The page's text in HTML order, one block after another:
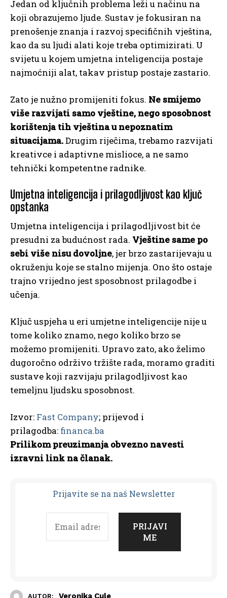
Jedan od ključnih problema leži u načinu na
koji obrazujemo ljude. Sustav je fokusiran na
prenošenje znanja i razvoj specifičnih vještina,
kao da su ljudi alati koje treba optimizirati. U
svijetu u kojem umjetna inteligencija postaje
najmoćniji alat, takav pristup postaje zastario.
Zato je nužno promijeniti fokus. Ne smijemo
više razvijati samo vještine, nego sposobnost
korištenja tih vještina u nepoznatim
situacijama.Drugim riječima, trebamo razvijati
kreativce i adaptivne mislioce, a ne samo
tehnički kompetentne radnike.
Umjetna inteligencija i prilagodljivost kao ključ
opstanka
Umjetna inteligencija i prilagodljivost bit će
presudni za budućnost rada. Vještine same po
sebi više nisu dovoljne, jer brzo zastarijevaju u
okruženju koje se stalno mijenja. Ono što ostaje
trajno vrijedno jest sposobnost prilagodbe i
učenja.
Ključ uspjeha u eri umjetne inteligencije nije u
tome koliko znamo, nego koliko brzo se
možemo promijeniti. Upravo zato, ako želimo
dugoročno održivo tržište rada, moramo graditi
sustave koji razvijaju prilagodljivost kao
temeljnu ljudsku sposobnost.
Izvor: Fast Company; prijevod i
prilagodba: financa.ba
Prilikom preuzimanja obvezno navesti
izravni link na članak.
Prijavite se na naš Newsletter
AUTOR: Veronika Cule